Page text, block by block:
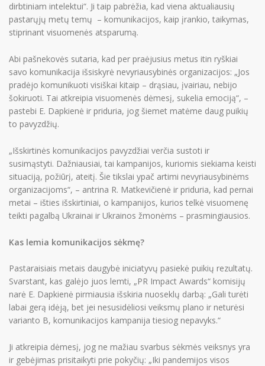
PRISIJUNGTI →
Pamiršote slaptažodį?Spauskite čia
Norite tapti nariu?Spauskite čia
dirbtiniam intelektui“. Ji taip pabrėžia, kad viena aktualiausių
pastarųjų metų temų – komunikacijos, kaip įrankio, taikymas,
stiprinant visuomenės atsparumą.
Abi pašnekovės sutaria, kad per praėjusius metus itin ryškiai
savo komunikacija išsiskyrė nevyriausybinės organizacijos: „Jos
pradėjo komunikuoti visiškai kitaip – drąsiau, įvairiau, nebijo
šokiruoti. Tai atkreipia visuomenės dėmesį, sukelia emociją“, –
pastebi E. Dapkienė ir priduria, jog šiemet matėme daug puikių
to pavyzdžių.
„Išskirtinės komunikacijos pavyzdžiai verčia sustoti ir
susimąstyti. Dažniausiai, tai kampanijos, kuriomis siekiama keisti
situaciją, požiūrį, ateitį. Šie tikslai ypač artimi nevyriausybinėms
organizacijoms“, – antrina R. Matkevičienė ir priduria, kad pernai
metai – išties išskirtiniai, o kampanijos, kurios telkė visuomenę
teikti pagalbą Ukrainai ir Ukrainos žmonėms – prasmingiausios.
Kas lemia komunikacijos sėkmę?
Pastaraisiais metais daugybė iniciatyvų pasiekė puikių rezultatų.
Svarstant, kas galėjo juos lemti, „PR Impact Awards“ komisijų
narė E. Dapkienė pirmiausia išskiria nuoseklų darbą: „Gali turėti
labai gerą idėją, bet jei nesusidėliosi veiksmų plano ir neturėsi
varianto B, komunikacijos kampanija tiesiog nepavyks.“
Ji atkreipia dėmesį, jog ne mažiau svarbus sėkmės veiksnys yra
ir gebėjimas prisitaikyti prie pokyčių: „Iki pandemijos visos